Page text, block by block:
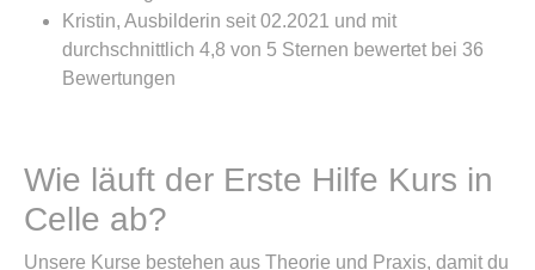
Kristin, Ausbilderin seit 02.2021 und mit
durchschnittlich 4,8 von 5 Sternen bewertet bei 36
Bewertungen
Wie läuft der Erste Hilfe Kurs in
Celle ab?
Unsere Kurse bestehen aus Theorie und Praxis, damit du